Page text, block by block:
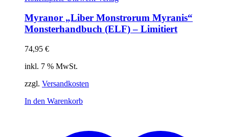
Myranor „Liber Monstrorum Myranis“
Monsterhandbuch (ELF) – Limitiert
74,95 €
inkl. 7 % MwSt.
zzgl. Versandkosten
In den Warenkorb